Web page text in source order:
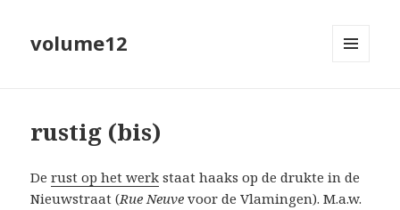
volume12
rustig (bis)
Derust op het werk staat haaks op de drukte in de
Nieuwstraat (Rue Neuve voor de Vlamingen). M.a.w.